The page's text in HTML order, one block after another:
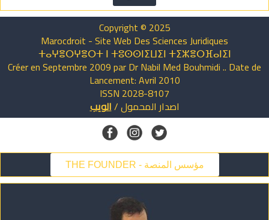
Copyright © 2025
Marocdroit - Site Web Des Sciences Juridiques
ⵜⴰⵖⴻⵔⵖⴻⵔⵜ ⵏ ⵜⵓⵙⵙⵏⵉⵡⵉⵏ ⵜⵉⵣⴻⵔⴼⴰⵏⵉⵏ
Créer en Septembre 2009 par Dr Nabil Med Bouhmidi .. Date de
Lancement: Avril 2010
ISSN 2028-8107
اصدار المحمول/الويب
THE FOUNDER - مؤسس المنصة